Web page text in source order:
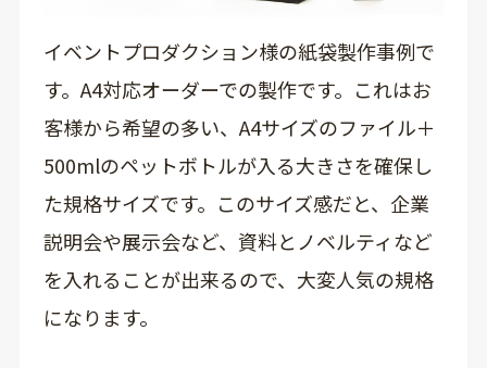
イベントプロダクション様の紙袋製作事例で
す。A4対応オーダーでの製作です。これはお
客様から希望の多い、A4サイズのファイル＋
500mlのペットボトルが入る大きさを確保し
た規格サイズです。このサイズ感だと、企業
説明会や展示会など、資料とノベルティなど
を入れることが出来るので、大変人気の規格
になります。